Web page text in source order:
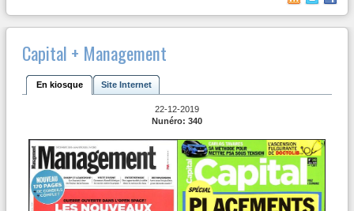
Capital + Management
En kiosque Site Internet
22-12-2019
Nunéro: 340